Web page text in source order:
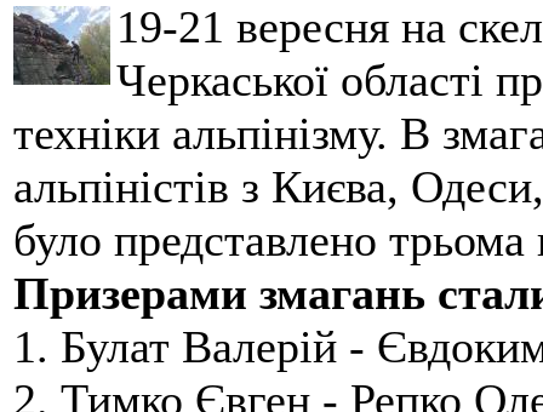
19-21 вересня на
Черкаської області
техніки альпінізму. В
альпіністів з Києва,
було представлено
Призерами змагань
1. Булат Валерій -
2. Тимко Євген - Репко